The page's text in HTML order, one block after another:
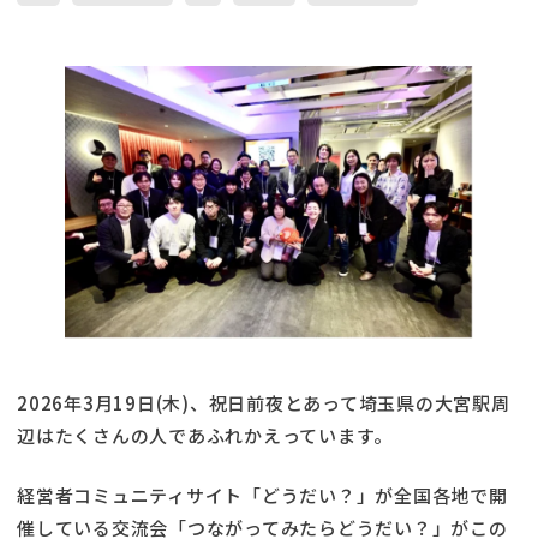
2026年3月19日(木)、祝日前夜とあって埼玉県の大宮駅周
辺はたくさんの人であふれかえっています。
経営者コミュニティサイト「どうだい？」が全国各地で開
催している交流会「つながってみたらどうだい？」がこの